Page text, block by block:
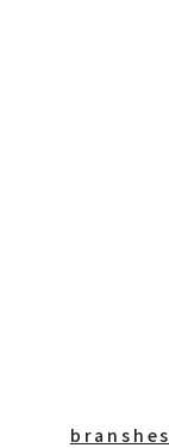
branshes